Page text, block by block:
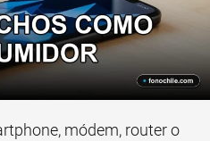
módem, router o